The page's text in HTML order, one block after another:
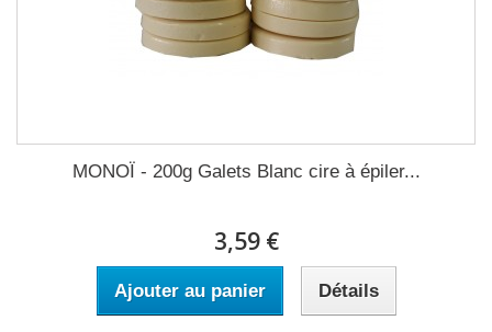
MONOÏ - 200g Galets Blanc cire à épiler...
3,59 €
Ajouter au panier Détails